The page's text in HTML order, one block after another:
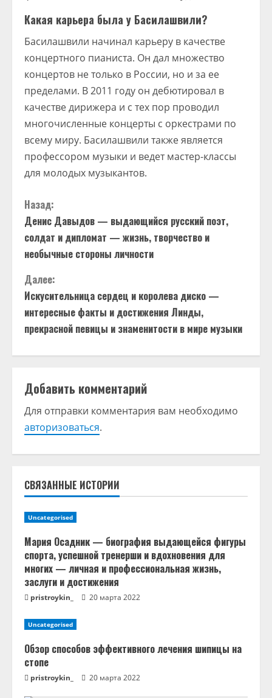
Какая карьера была у Басилашвили?
Басилашвили начинал карьеру в качестве
концертного пианиста. Он дал множество
концертов не только в России, но и за ее
пределами. В 2011 году он дебютировал в
качестве дирижера и с тех пор проводил
многочисленные концерты с оркестрами по
всему миру. Басилашвили также является
профессором музыки и ведет мастер-классы
для молодых музыкантов.
П
р
о
д
о
л
ж
и
т
ь
ч
т
е
н
и
е
Назад:
Денис Давыдов — выдающийся русский поэт,
солдат и дипломат — жизнь, творчество и
необычные стороны личности
Далее:
Искусительница сердец и королева диско —
интересные факты и достижения Линды,
прекрасной певицы и знаменитости в мире музыки
Добавить комментарий
Для отправки комментария вам необходимо
авторизоваться.
СВЯЗАННЫЕ ИСТОРИИ
Uncategorised
Мария Осадник — биография выдающейся фигуры
спорта, успешной тренерши и вдохновения для
многих — личная и профессиональная жизнь,
заслуги и достижения
pristroykin_ 20 марта 2022
Uncategorised
Обзор способов эффективного лечения шипицы на
стопе
pristroykin_ 20 марта 2022